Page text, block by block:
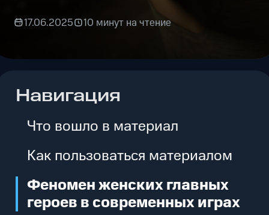
17.06.2025 10 минут на чтение
Навигация
Что вошло в материал
Как пользоваться материалом
Феномен женских главных
героев в современных играх